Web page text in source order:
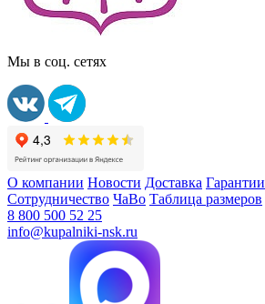
Мы в соц. сетях
О компании Новости Доставка Гарантии
Сотрудничество ЧаВо Таблица размеров
8 800 500 52 25
info@kupalniki-nsk.ru